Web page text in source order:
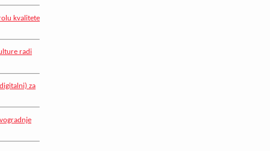
kvalitete
radi
za